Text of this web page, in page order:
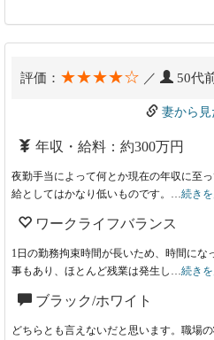
評価： ★★★★☆ ／ 50代
妻から見
年収・給料：約300万円
夜勤手当によって何とか現在の年収に至
給としてはかなり低いものです。… 続き
ワークライフバランス
1日の勤務拘束時間が長いため、時間にな
事もあり、ほとんど残業は発生し… 続き
ブラック/ホワイト
どちらとも言えないだと思います。職場